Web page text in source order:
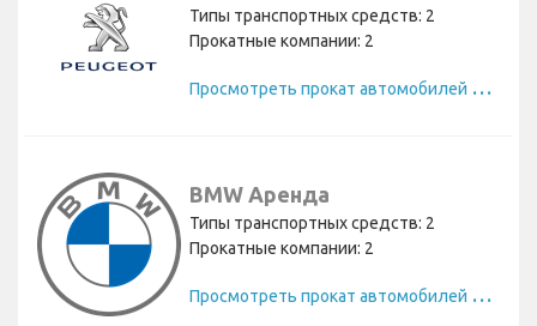
Типы транспортных средств: 2
Прокатные компании: 2
П
росмотреть прокат автомобилей Peugeot
BMW Аренда
Типы транспортных средств: 2
Прокатные компании: 2
П
росмотреть прокат автомобилей BMW